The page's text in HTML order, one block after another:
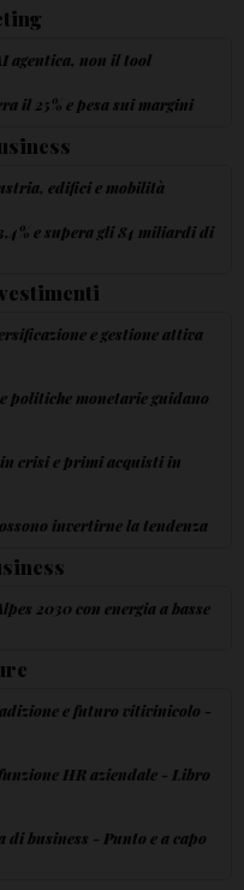
agentica, non il tool
il 25% e pesa sui margini
edifici e mobilità
e supera gli 84 miliardi di
e gestione attiva
politiche monetarie guidano
crisi e primi acquisti in
invertirne la tendenza
2030 con energia a basse
e futuro vitivinicolo -
HR aziendale - Libro
di business - Punto e a capo